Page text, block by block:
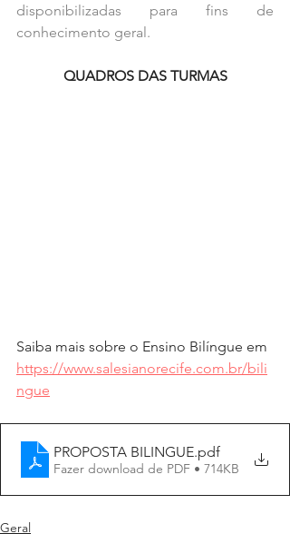
disponibilizadas para fins de
conhecimento geral.
QUADROS DAS TURMAS
Saiba mais sobre o Ensino Bilíngue em
https://www.salesianorecife.com.br/bili
ngue
PROPOSTA BILINGUE.pdf
Fazer download de PDF • 714KB
Geral